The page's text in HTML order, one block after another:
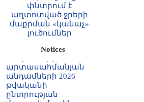
փնտրում է
աղտոտված ջրերի
մաքրման «կանաչ»
լուծումներ
Notices
գիտությունների
ազգային
ակադեմիայի
ասոցացված
արտասահմանյան
անդամների 2026
թվականի
ընտրության
մրցույթի մասին